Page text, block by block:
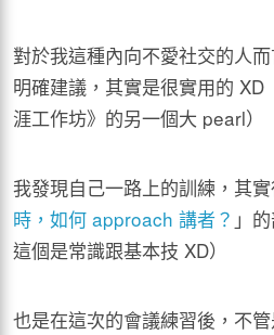
對於我這種內向不愛社交的人
明確建議，其實是很實用的 XD
涯工作坊》的另一個大 pearl）
我發現自己一路上的訓練，其
時，如何 approach 講者？ 」
這個是常識跟基本技 XD）
也是在這次的會議練習後，不